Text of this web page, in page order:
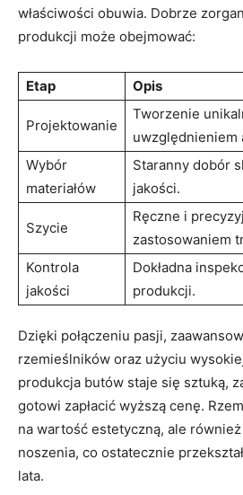
właściwości obuwia. ⁤Dobrze
produkcji może⁢ obejmować:
Etap Opis
Projektowanie
Tworzenie
⁣uwzględnieniem⁣
Wybór
‌materiałów
Staranny dobór
jakości.
Szycie
Ręczne i
zastosowaniem
Kontrola
jakości
Dokładna
produkcji.
Dzięki połączeniu pasji,
rzemieślników oraz ‌użyciu
produkcja​ butów⁣ staje się sztuką,‍
gotowi ⁢zapłacić wyższą cenę.⁢
na wartość estetyczną, ale
noszenia,⁢ co ostatecznie
lata.